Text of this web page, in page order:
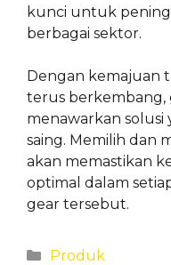
kunci untuk
berbagai sektor.
Dengan kemajuan
terus berkembang,
menawarkan solusi
saing. Memilih dan
akan memastikan
optimal dalam
gear tersebut.
Categories
Produk